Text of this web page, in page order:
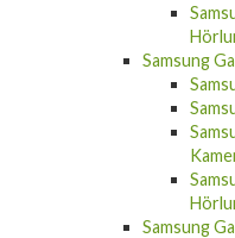
Samsung
Samsung